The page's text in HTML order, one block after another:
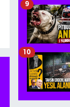
9
10